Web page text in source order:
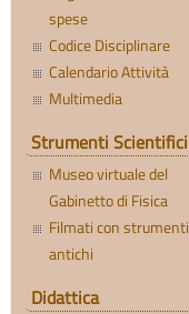
spese
Codice Disciplinare
Calendario Attività
Multimedia
Strumenti Scientifici
Museo virtuale del
Gabinetto di Fisica
Filmati con strumenti
antichi
Didattica